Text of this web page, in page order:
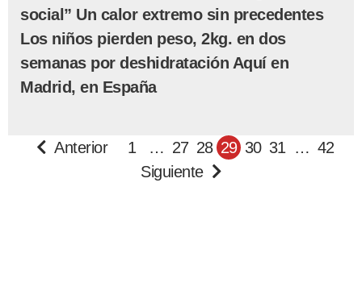
social” Un calor extremo sin precedentes
Los niños pierden peso, 2kg. en dos
semanas por deshidratación Aquí en
Madrid, en España
Anterior 1 … 27 28 29 30 31 … 42
Siguiente